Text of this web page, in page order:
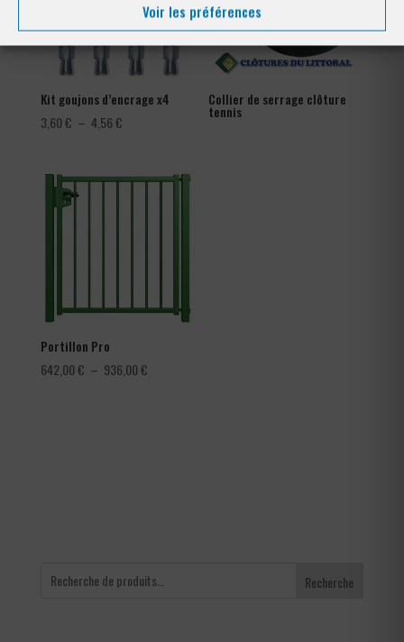
Voir les préférences
Kit goujons d’encrage x4
3,60€ – 4,56€Plage
3,60 €
Collier de serrage clôture
tennis
Portillon Pro
642,00€ – 936,00€Plage
Recherche